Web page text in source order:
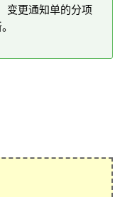
变更通知单的分项